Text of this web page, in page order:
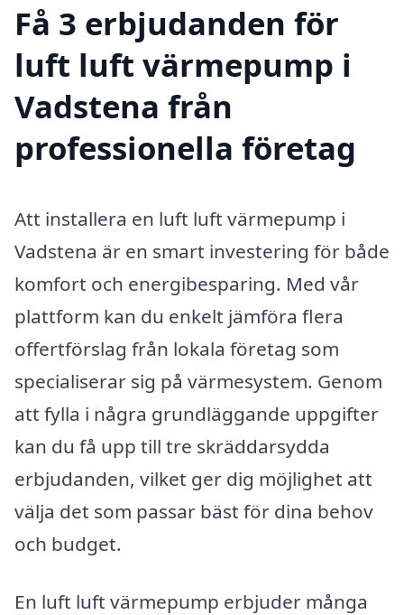
Få 3 erbjudanden för
luft luft värmepump i
Vadstena från
professionella företag
Att installera en luft luft värmepump i
Vadstena är en smart investering för både
komfort och energibesparing. Med vår
plattform kan du enkelt jämföra flera
offertförslag från lokala företag som
specialiserar sig på värmesystem. Genom
att fylla i några grundläggande uppgifter
kan du få upp till tre skräddarsydda
erbjudanden, vilket ger dig möjlighet att
välja det som passar bäst för dina behov
och budget.
En luft luft värmepump erbjuder många